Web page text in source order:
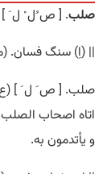
صلب. [ ص ُل ْ ل َ ]
|| (اِ) سنگ فسان.
صلب. [ ص َ ل َ ] (ع
اتاه اصحاب
و یأتدمون به.